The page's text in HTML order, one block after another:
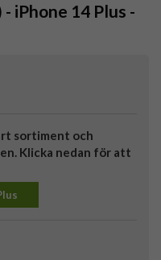
iPhone 14 Plus -
sortiment och
Klicka nedan för att